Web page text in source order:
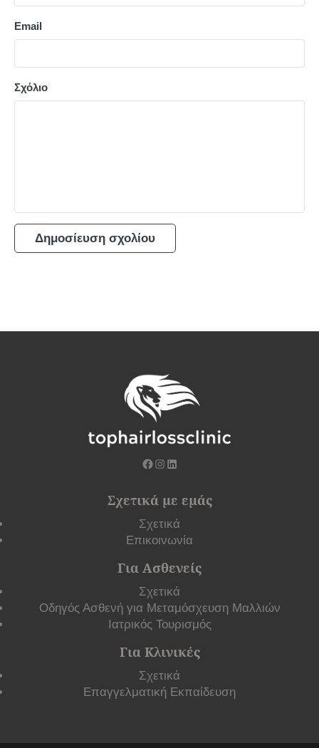
Email
Σχόλιο
Σχετικά με εμάς
Σχετικά
Επικοινωνία
Για Ασθενείς
Σχετικά
Οδηγός Ασθενή για Μεταμόσχευση Μαλλιών
Ιατρικός Τουρισμός
Για Κλινικές
Σχετικά
Επαγγελματική Εκπαίδευση